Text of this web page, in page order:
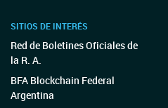
SITIOS DE INTERÉS
Red de Boletines Oficiales de
la R. A.
BFA Blockchain Federal
Argentina